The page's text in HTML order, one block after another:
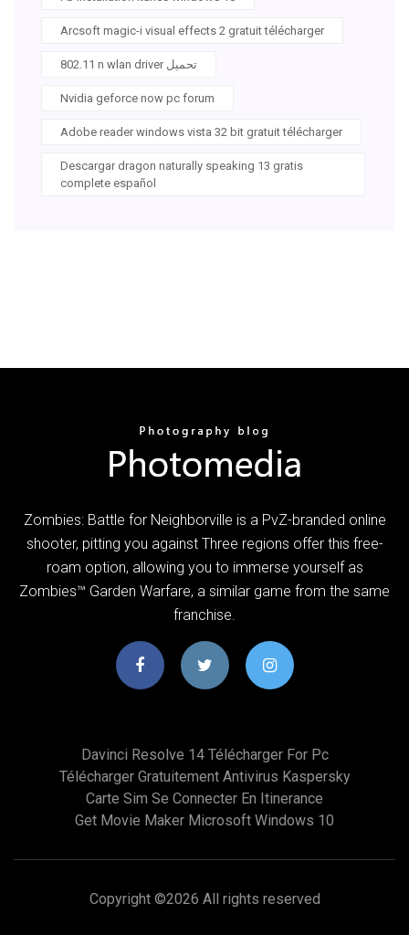
Arcsoft magic-i visual effects 2 gratuit télécharger
802.11 n wlan driver تحميل
Nvidia geforce now pc forum
Adobe reader windows vista 32 bit gratuit télécharger
Descargar dragon naturally speaking 13 gratis
complete español
Zombies: Battle for Neighborville is a PvZ-branded online
shooter, pitting you against Three regions offer this free-
roam option, allowing you to immerse yourself as
Zombies™ Garden Warfare, a similar game from the same
franchise.
Davinci Resolve 14 Télécharger For Pc
Télécharger Gratuitement Antivirus Kaspersky
Carte Sim Se Connecter En Itinerance
Get Movie Maker Microsoft Windows 10
Copyright ©2026 All rights reserved